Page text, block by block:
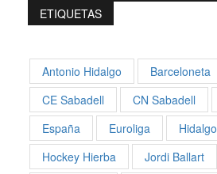
ETIQUETAS
Antonio Hidalgo Barceloneta
CE Sabadell
CN Sabadell
España
Euroliga Hidalgo
Hockey Hierba
Jordi Ballart